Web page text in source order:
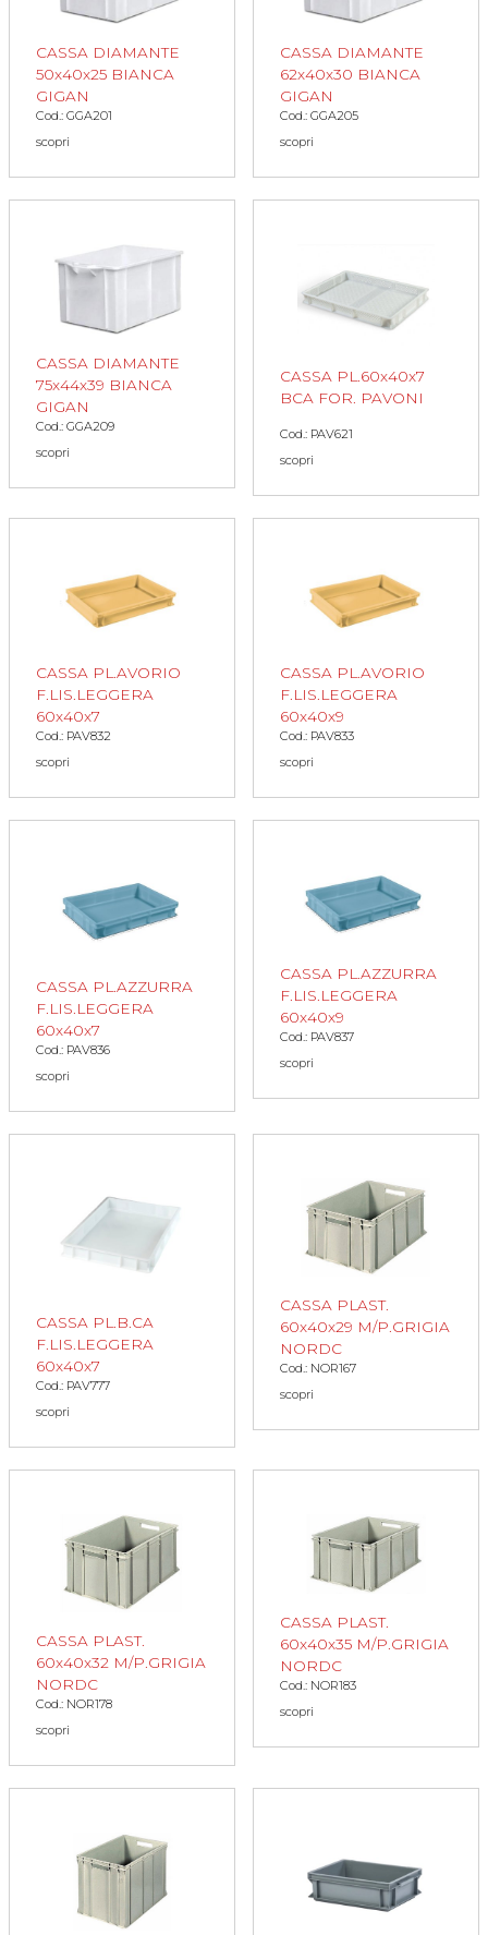
CASSA DIAMANTE
50x40x25 BIANCA
GIGAN
Cod.: GGA201
scopri
CASSA DIAMANTE
62x40x30 BIANCA
GIGAN
Cod.: GGA205
scopri
CASSA DIAMANTE
75x44x39 BIANCA
GIGAN
Cod.: GGA209
scopri
CASSA PL.60x40x7
BCA FOR. PAVONI
Cod.: PAV621
scopri
CASSA PL.AVORIO
F.LIS.LEGGERA
60x40x7
Cod.: PAV832
scopri
CASSA PL.AVORIO
F.LIS.LEGGERA
60x40x9
Cod.: PAV833
scopri
CASSA PL.AZZURRA
F.LIS.LEGGERA
60x40x7
Cod.: PAV836
scopri
CASSA PL.AZZURRA
F.LIS.LEGGERA
60x40x9
Cod.: PAV837
scopri
CASSA PL.B.CA
F.LIS.LEGGERA
60x40x7
Cod.: PAV777
scopri
CASSA PLAST.
60x40x29 M/P.GRIGIA
NORDC
Cod.: NOR167
scopri
CASSA PLAST.
60x40x32 M/P.GRIGIA
NORDC
Cod.: NOR178
scopri
CASSA PLAST.
60x40x35 M/P.GRIGIA
NORDC
Cod.: NOR183
scopri